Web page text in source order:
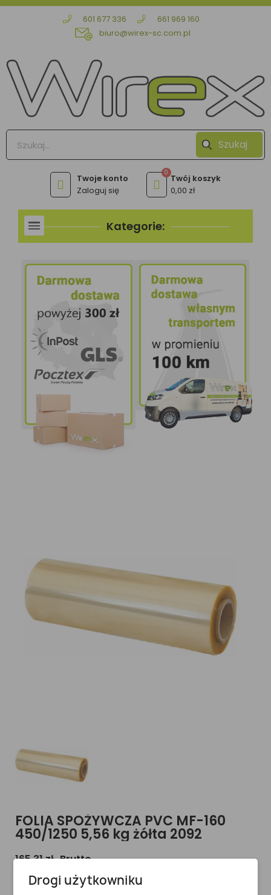
601 677 336
661 969 160
biuro@wirex-sc.com.pl
Szukaj
Zaloguj się 0,00 zł
Kategorie:
FOLIA SPOŻYWCZA PVC MF-160
450/1250 5,56 kg żółta 2092
165,31 zł Brutto
134,40 zł netto
Drogi użytkowniku